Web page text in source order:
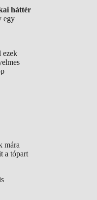
háttér
egy
ezek
mára
a tópart